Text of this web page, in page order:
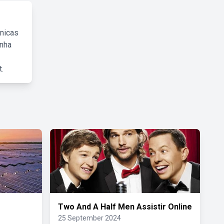
Two And A Half Men Assistir Online
25 September 2024